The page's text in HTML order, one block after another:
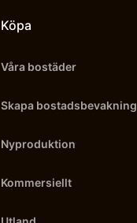
Köpa
Våra bostäder
Skapa bostadsbevakning
Nyproduktion
Kommersiellt